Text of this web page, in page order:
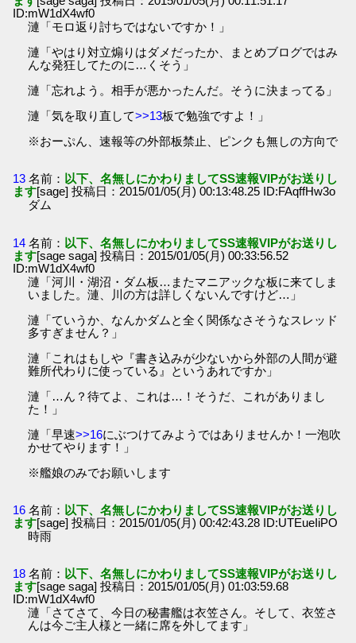
ID:mW1dX4wf0
漣「モロ返り討ちではないですか！」
漣「やはり対立煽りはダメだったか、まとめブログではみ
んな発狂してたのに…くそう」
漣「忘れよう。相手が悪かったんだ。そうに決まってる」
漣「気を取り直して>>13板で勉強ですよ！」
※おーぷん、速報等の外部板禁止、ピンクも無しの方向で
13 名前： 以下、名無しにかわりましてSS速報VIPがお送りし
ます[sage] 投稿日：2015/01/05(月) 00:13:48.25 ID:FAqffHw3o
ダム
14 名前： 以下、名無しにかわりましてSS速報VIPがお送りし
ます[sage saga] 投稿日：2015/01/05(月) 00:33:56.52
ID:mW1dX4wf0
漣「河川・湖沼・ダム板…またマニアックな板に来てしま
いました。漣、川の方は詳しくないんですけど…」
漣「ていうか、なんかダムと全く関係なさそうなスレッド
多すぎません？」
漣「これはもしや『書き込みが少ないから外部の人間が避
難所代わりに使っている』というあれですか」
漣「…ん？待てよ、これは…！そうだ、これがありまし
た！」
漣「早速>>16にぶつけてみようではありませんか！一泡吹
かせてやります！」
※艦娘のみでお願いします
16 名前： 以下、名無しにかわりましてSS速報VIPがお送りし
ます[sage] 投稿日：2015/01/05(月) 00:42:43.28 ID:UTEueIiPO
時雨
18 名前： 以下、名無しにかわりましてSS速報VIPがお送りし
ます[sage saga] 投稿日：2015/01/05(月) 01:03:59.68
ID:mW1dX4wf0
漣「さてさて、今日の秘書艦は衣笠さん。そして、衣笠さ
んは今ご主人様と一緒に席を外してます」